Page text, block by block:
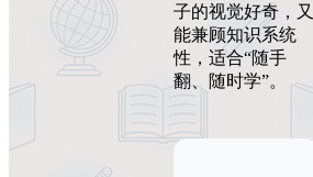
子的视觉好奇，又
能兼顾知识系统
性，适合“随手
翻、随时学”。